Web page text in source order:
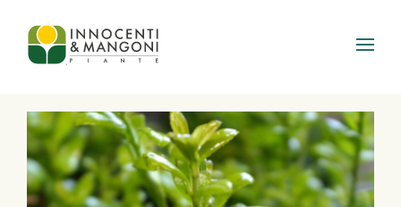
Skip to main content